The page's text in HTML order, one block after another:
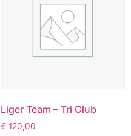
Liger Team – Tri Club
€ 120,00